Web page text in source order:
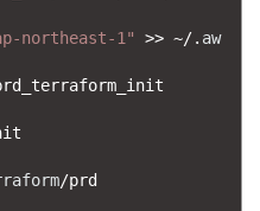
northeast-1" >> ~/. aw
/prd